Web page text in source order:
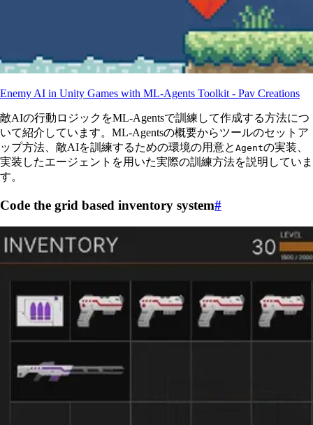
Enemy AI in Unity Games with ML-Agents Toolkit - Pav Creations
敵AIの行動ロジックをML-Agentsで訓練して作成する方法につ
いて紹介しています。ML-Agentsの概要からツールのセットア
ップ方法、敵AIを訓練するための環境の用意と Agentの実装、
実装したエージェントを用いた実際の訓練方法を説明していま
す。
Code the grid based inventory system#